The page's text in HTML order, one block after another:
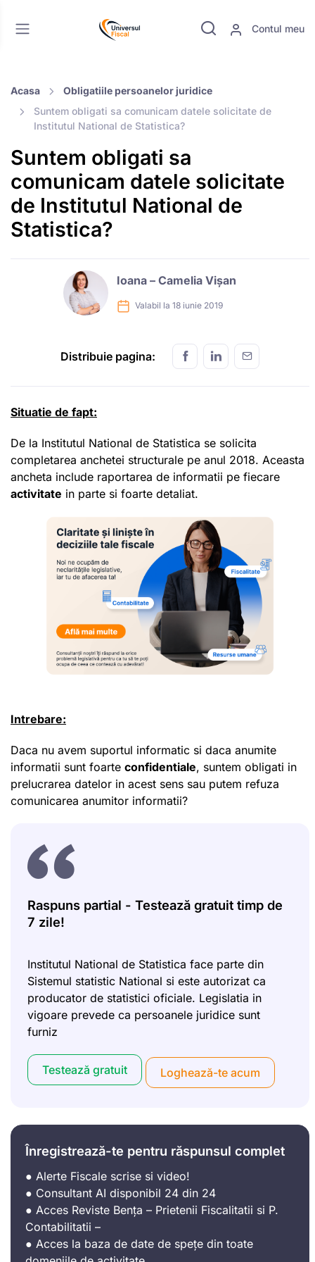
Contul meu
Acasa
Obligatiile persoanelor juridice
Suntem obligati sa comunicam datele solicitate de
Institutul National de Statistica?
Suntem obligati sa
comunicam datele solicitate
de Institutul National de
Statistica?
Ioana – Camelia Vișan
Valabil la 18 iunie 2019
Distribuie pagina:
Situatie de fapt:
De la Institutul National de Statistica se solicita
completarea anchetei structurale pe anul 2018. Aceasta
ancheta include raportarea de informatii pe fiecare
activitate in parte si foarte detaliat.
Intrebare:
Daca nu avem suportul informatic si daca anumite
informatii sunt foarte confidentiale, suntem obligati in
prelucrarea datelor in acest sens sau putem refuza
comunicarea anumitor informatii?
Raspuns partial - Testează gratuit timp de
7 zile!
Institutul National de Statistica face parte din
Sistemul statistic National si este autorizat ca
producator de statistici oficiale. Legislatia in
vigoare prevede ca persoanele juridice sunt
furniz
Testează gratuit Loghează-te acum
Înregistrează-te pentru răspunsul complet
● Alerte Fiscale scrise si video!
● Consultant AI disponibil 24 din 24
● Acces Reviste Bența – Prietenii Fiscalitatii si P.
Contabilitatii –
● Acces la baza de date de spețe din toate